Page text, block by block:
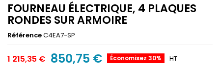
FOURNEAU ÉLECTRIQUE, 4 PLAQUES
RONDES SUR ARMOIRE
RéférenceC4EA7-SP
1 215,35 € 850,75 € Économisez 30% HT